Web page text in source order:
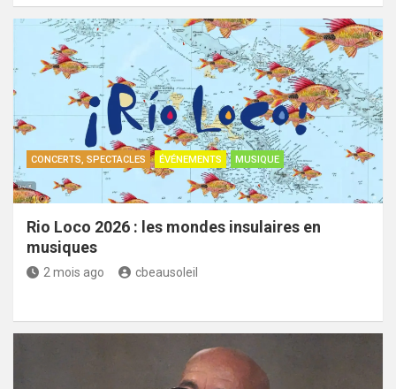
CONCERTS, SPECTACLES ÉVÉNEMENTS MUSIQUE
Rio Loco 2026 : les mondes insulaires en
musiques
2 mois ago cbeausoleil